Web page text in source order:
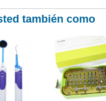
también como